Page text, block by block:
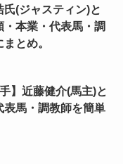
氏(ジャスティン)と
・本業・代表馬・調
とめ。
】近藤健介(馬主)と
表馬・調教師を簡単